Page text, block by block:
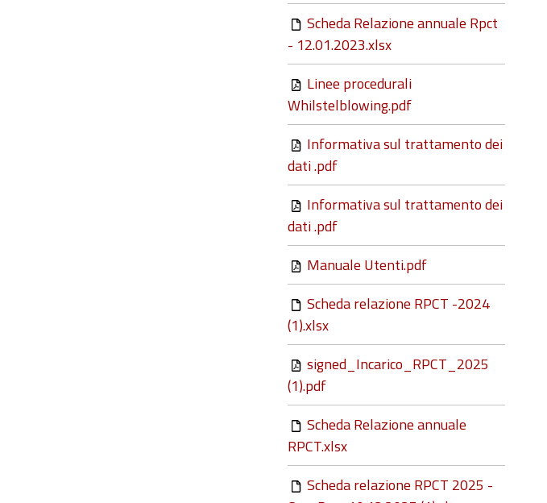
Scheda Relazione annuale Rpct
- 12.01.2023.xlsx
Linee procedurali
Whilstelblowing.pdf
Informativa sul trattamento dei
dati .pdf
Informativa sul trattamento dei
dati .pdf
Manuale Utenti.pdf
Scheda relazione RPCT -2024
(1).xlsx
signed_Incarico_RPCT_2025
(1).pdf
Scheda Relazione annuale
RPCT.xlsx
Scheda relazione RPCT 2025 -